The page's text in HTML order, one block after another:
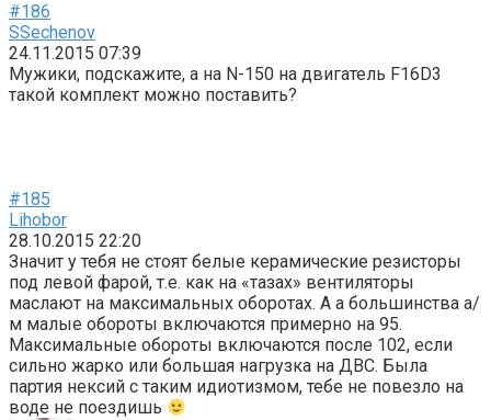
#186
SSechenov
24.11.2015 07:39
Мужики, подскажите, а на N-150 на двигатель F16D3
такой комплект можно поставить?
#185
Lihobor
28.10.2015 22:20
Значит у тебя не стоят белые керамические резисторы
под левой фарой, т.е. как на «тазах» вентиляторы
маслают на максимальных оборотах. А а большинства а/
м малые обороты включаются примерно на 95.
Максимальные обороты включаются после 102, если
сильно жарко или большая нагрузка на ДВС. Была
партия нексий с таким идиотизмом, тебе не повезло на
воде не поездишь